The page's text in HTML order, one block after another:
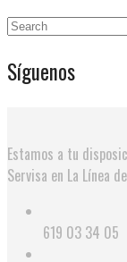
Síguenos
Estamos a tu
Servisa en La Línea
619 03 34 05